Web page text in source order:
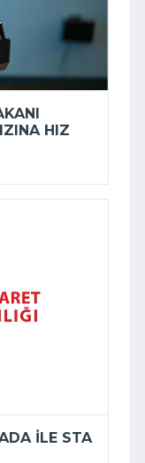
HIZ
ILE STA